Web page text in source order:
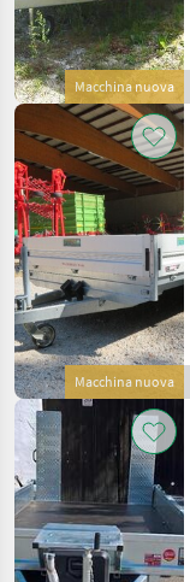
Macchina nuova
Macchina nuova